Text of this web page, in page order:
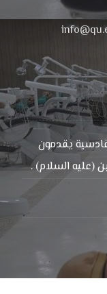
يقدمون
(عليه السلام) .